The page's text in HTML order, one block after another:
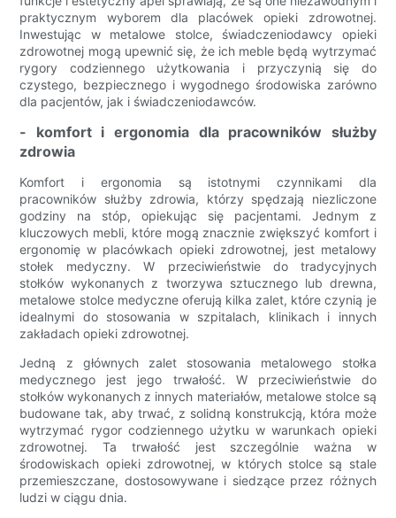
praktycznym wyborem dla placówek opieki zdrowotnej.
Inwestując w metalowe stolce, świadczeniodawcy opieki
zdrowotnej mogą upewnić się, że ich meble będą wytrzymać
rygory codziennego użytkowania i przyczynią się do
czystego, bezpiecznego i wygodnego środowiska zarówno
dla pacjentów, jak i świadczeniodawców.
- komfort i ergonomia dla pracowników służby
zdrowia
Komfort i ergonomia są istotnymi czynnikami dla
pracowników służby zdrowia, którzy spędzają niezliczone
godziny na stóp, opiekując się pacjentami. Jednym z
kluczowych mebli, które mogą znacznie zwiększyć komfort i
ergonomię w placówkach opieki zdrowotnej, jest metalowy
stołek medyczny. W przeciwieństwie do tradycyjnych
stołków wykonanych z tworzywa sztucznego lub drewna,
metalowe stolce medyczne oferują kilka zalet, które czynią je
idealnymi do stosowania w szpitalach, klinikach i innych
zakładach opieki zdrowotnej.
Jedną z głównych zalet stosowania metalowego stołka
medycznego jest jego trwałość. W przeciwieństwie do
stołków wykonanych z innych materiałów, metalowe stolce są
budowane tak, aby trwać, z solidną konstrukcją, która może
wytrzymać rygor codziennego użytku w warunkach opieki
zdrowotnej. Ta trwałość jest szczególnie ważna w
środowiskach opieki zdrowotnej, w których stolce są stale
przemieszczane, dostosowywane i siedzące przez różnych
ludzi w ciągu dnia.